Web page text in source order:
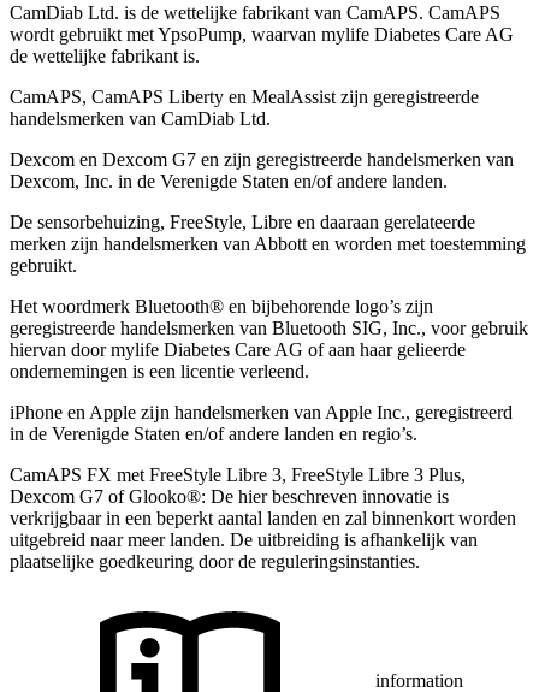
CamDiab Ltd. is de wettelijke fabrikant van CamAPS. CamAPS
wordt gebruikt met YpsoPump, waarvan mylife Diabetes Care AG
de wettelijke fabrikant is.
CamAPS, CamAPS Liberty en MealAssist zijn geregistreerde
handelsmerken van CamDiab Ltd.
Dexcom en Dexcom G7 en zijn geregistreerde handelsmerken van
Dexcom, Inc. in de Verenigde Staten en/of andere landen.
De sensorbehuizing, FreeStyle, Libre en daaraan gerelateerde
merken zijn handelsmerken van Abbott en worden met toestemming
gebruikt.
Het woordmerk Bluetooth® en bijbehorende logo’s zijn
geregistreerde handelsmerken van Bluetooth SIG, Inc., voor gebruik
hiervan door mylife Diabetes Care AG of aan haar gelieerde
ondernemingen is een licentie verleend.
iPhone en Apple zĳn handelsmerken van Apple Inc., geregistreerd
in de Verenigde Staten en/of andere landen en regio’s.
CamAPS FX met FreeStyle Libre 3, FreeStyle Libre 3 Plus,
Dexcom G7 of Glooko®: De hier beschreven innovatie is
verkrijgbaar in een beperkt aantal landen en zal binnenkort worden
uitgebreid naar meer landen. De uitbreiding is afhankelijk van
plaatselijke goedkeuring door de reguleringsinstanties.
information